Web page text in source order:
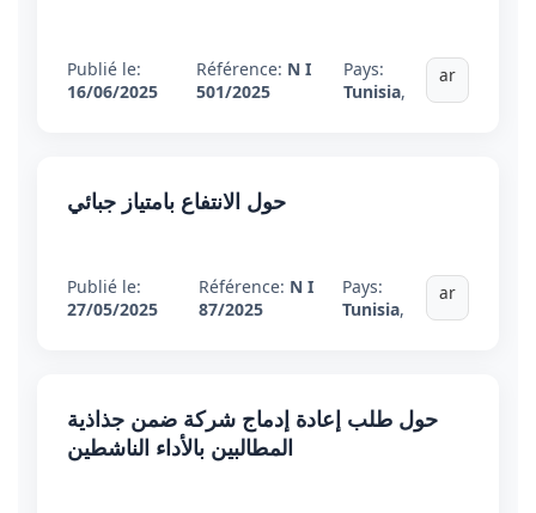
Publié le:
16/06/2025
Référence: N I
501/2025
Pays:
Tunisia,
ar
حول الانتفاع بامتياز جبائي
Publié le:
27/05/2025
Référence: N I
87/2025
Pays:
Tunisia,
ar
حول طلب إعادة إدماج شركة ضمن جذاذية
المطالبين بالأداء الناشطين